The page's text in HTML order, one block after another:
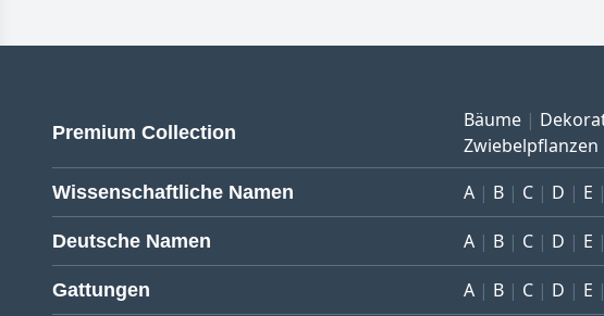
Premium Collection
Bäume
Zwiebelpflanzen
Wissenschaftliche Namen A B C D E
Deutsche Namen A B C D E
Gattungen A B C D E